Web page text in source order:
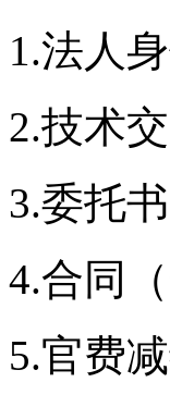
1.法人
2.技术
3.委托
4.合同
5.官费